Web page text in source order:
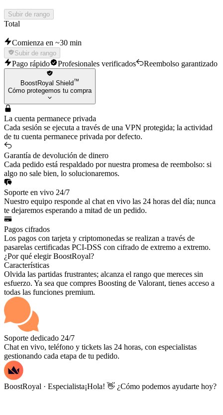
Subir de rango
Total
Comienza en ~30 min
Subir de rango
Pago rápido Profesionales verificados Reembolso garantizado
BoostRoyal Shield™
Cómo protegemos tu compra
La cuenta permanece privada
Cada sesión se ejecuta a través de una VPN protegida; la actividad
de tu cuenta permanece privada por defecto.
Garantía de devolución de dinero
Cada pedido está respaldado por nuestra promesa de reembolso: si
algo no sale bien, lo solucionaremos.
Soporte en vivo 24/7
Nuestro equipo responde al chat en vivo las 24 horas del día; nunca
te dejaremos esperando a mitad de un pedido.
Pagos cifrados
Los pagos con tarjeta y criptomonedas se realizan a través de
pasarelas certificadas PCI-DSS con cifrado de extremo a extremo.
¿Por qué elegir BoostRoyal?
Características
Olvida las partidas frustrantes; alcanza el rango que mereces sin
esfuerzo. Ya sea que compres Boosting de Valorant, tienes acceso a
todas las funciones premium.
Soporte dedicado 24/7
Chat en vivo, teléfono y tickets las 24 horas, con especialistas
gestionando cada etapa de tu pedido.
BoostRoyal · Especialista¡Hola! 👋 ¿Cómo podemos ayudarte hoy?